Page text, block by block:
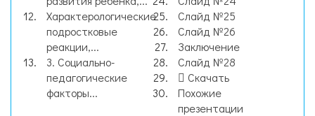
Характерологические
подростковые
реакции,...
3. Социально-
педагогические
факторы...
Слайд №25
Слайд №26
Заключение
Слайд №28
Скачать
Похожие
презентации